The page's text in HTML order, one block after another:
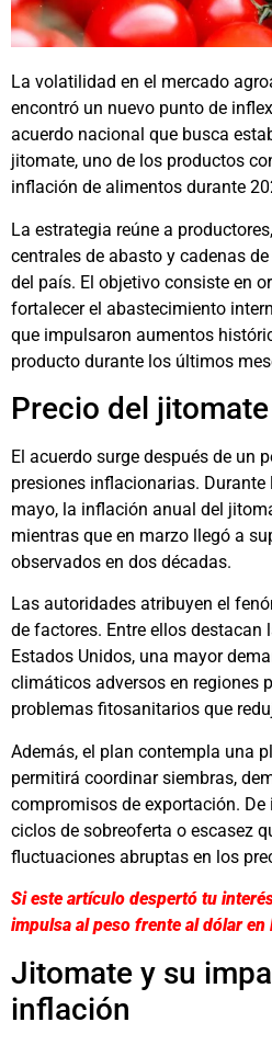
La volatilidad en el mercado
encontró un nuevo punto de
acuerdo nacional que busca
jitomate, uno de los productos
inflación de alimentos durante
La estrategia reúne a
centrales de abasto y cadenas
del país. El objetivo consiste en
fortalecer el abastecimiento
que impulsaron aumentos
producto durante los últimos
Precio del
El acuerdo surge después de un
presiones inflacionarias.
mayo, la inflación anual del
mientras que en marzo llegó a
observados en dos décadas.
Las autoridades atribuyen el
de factores. Entre ellos destacan
Estados Unidos, una mayor
climáticos adversos en regiones
problemas fitosanitarios que
Además, el plan contempla una
permitirá coordinar siembras,
compromisos de exportación.
ciclos de sobreoferta o escasez
fluctuaciones abruptas en los
Si este artículo despertó tu
impulsa al peso frente al dólar en
Jitomate y su
inflación